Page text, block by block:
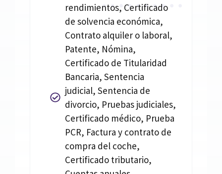
rendimientos, Certificado
de solvencia económica,
Contrato alquiler o laboral,
Patente, Nómina,
Certificado de Titularidad
Bancaria, Sentencia
judicial, Sentencia de
divorcio, Pruebas judiciales,
Certificado médico, Prueba
PCR, Factura y contrato de
compra del coche,
Certificado tributario,